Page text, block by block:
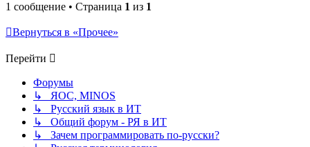
1 сообщение • Страница 1 из 1
Вернуться в «Прочее»
Перейти
Форумы
↳ ЯОС, MINOS
↳ Русский язык в ИТ
↳ Общий форум - РЯ в ИТ
↳ Зачем программировать по-русски?